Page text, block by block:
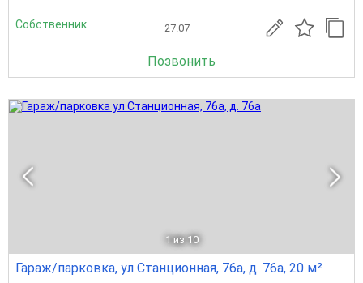
Собственник 27.07
Позвонить
1 из 10
Гараж/парковка, ул Станционная, 76а, д. 76а, 20 м²